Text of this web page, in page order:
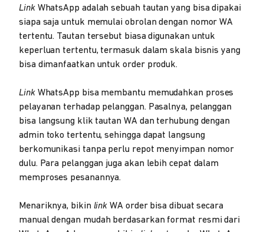
Link WhatsApp adalah sebuah tautan yang bisa dipakai
siapa saja untuk memulai obrolan dengan nomor WA
tertentu. Tautan tersebut biasa digunakan untuk
keperluan tertentu, termasuk dalam skala bisnis yang
bisa dimanfaatkan untuk order produk.
Link WhatsApp bisa membantu memudahkan proses
pelayanan terhadap pelanggan. Pasalnya, pelanggan
bisa langsung klik tautan WA dan terhubung dengan
admin toko tertentu, sehingga dapat langsung
berkomunikasi tanpa perlu repot menyimpan nomor
dulu. Para pelanggan juga akan lebih cepat dalam
memproses pesanannya.
Menariknya, bikin linkWA order bisa dibuat secara
manual dengan mudah berdasarkan format resmi dari